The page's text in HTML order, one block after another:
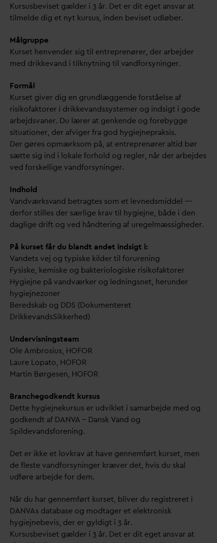
Kursusbeviset gælder i 3 år. Det er dit eget ansvar at
tilmelde dig et nyt kursus, inden beviset udløber.
Målgruppe
Kurset henvender sig til entreprenører, der arbejder
med drikkevand i tilknytning til vandforsyninger.
Formål
Kurset giver dig en grundlæggende forståelse af
risikofaktorer i drikkevandssystemer og indsigt i gode
arbejdsvaner. Du lærer at genkende og forebygge
situationer, der afviger fra god hygiejnepraksis.
Der gøres opmærksom på, at entreprenører altid bør
sætte sig ind i lokale forhold og regler, når der arbejdes
ved forskellige vandforsyninger.
Indhold
Vandværksvand betragtes som et levnedsmiddel —
derfor stilles der særlige krav til hygiejne, både i den
daglige drift og ved håndtering af uregelmæssigheder.
På kurset får du blandt andet indsigt i:
Vandets vej og typiske kilder til forurening
Fysiske, kemiske og bakteriologiske risikofaktorer
Hygiejne på vandværker og ledningsnet, herunder
hygiejnezoner
Beredskab og DDS (Dokumenteret
DrikkevandsSikkerhed)
Undervisningsteam
Ole Ambrosius, HOFOR
Laure Lopato, HOFOR
Martin Børgesen, HOFOR
Branchegodkendt kursus
Dette hygiejnekursus er udviklet i samarbejde med og
godkendt af DANVA – Dansk Vand og
Spildevandsforening.
Det er ikke et lovkrav at have gennemført kurset, men
de fleste vandforsyninger kræver det, hvis du skal
udføre arbejde for dem.
Når du har gennemført kurset, bliver du registreret i
DANVAs database og modtager et elektronisk
hygiejnebevis, der er gyldigt i 3 år.
Kursusbeviset gælder i 3 år. Det er dit eget ansvar at